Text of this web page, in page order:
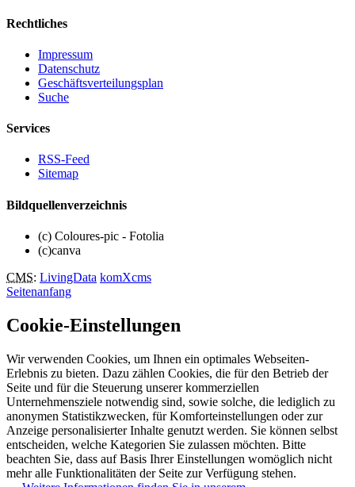
Rechtliches
Impressum
Datenschutz
Geschäftsverteilungsplan
Suche
Services
RSS-Feed
Sitemap
Bildquellenverzeichnis
(c) Coloures-pic - Fotolia
(c)canva
CMS: LivingData komXcms
Seitenanfang
Cookie-Einstellungen
Wir verwenden Cookies, um Ihnen ein optimales Webseiten-
Erlebnis zu bieten. Dazu zählen Cookies, die für den Betrieb der
Seite und für die Steuerung unserer kommerziellen
Unternehmensziele notwendig sind, sowie solche, die lediglich zu
anonymen Statistikzwecken, für Komforteinstellungen oder zur
Anzeige personalisierter Inhalte genutzt werden. Sie können selbst
entscheiden, welche Kategorien Sie zulassen möchten. Bitte
beachten Sie, dass auf Basis Ihrer Einstellungen womöglich nicht
mehr alle Funktionalitäten der Seite zur Verfügung stehen.